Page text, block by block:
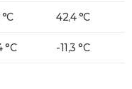
42,4 °C
°C -11,3 °C